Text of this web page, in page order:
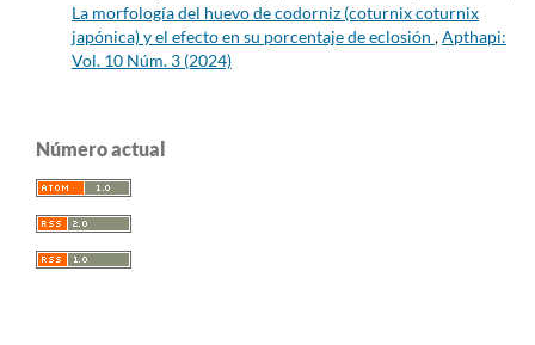
La morfología del huevo de codorniz (coturnix coturnix
japónica) y el efecto en su porcentaje de eclosión ,Apthapi:
Vol. 10 Núm. 3 (2024)
Número actual